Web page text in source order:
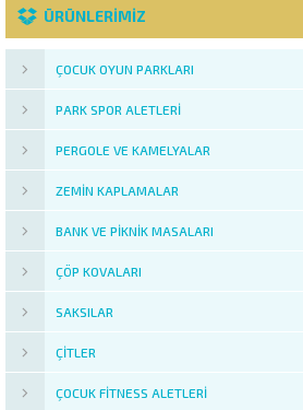
ÜRÜNLERİMİZ
ÇOCUK OYUN PARKLARI
PARK SPOR ALETLERI
PERGOLE VE KAMELYALAR
ZEMIN KAPLAMALAR
BANK VE PIKNIK MASALARI
ÇÖP KOVALARI
SAKSILAR
ÇITLER
ÇOCUK FITNESS ALETLERI